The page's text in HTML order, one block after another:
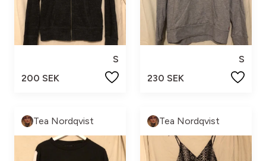
S
200 SEK
S
230 SEK
Tea Nordqvist Tea Nordqvist